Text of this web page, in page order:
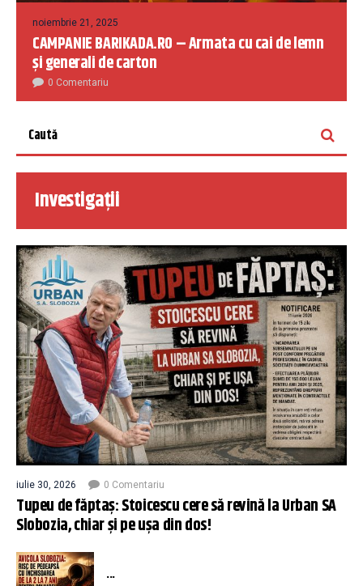
noiembrie 21, 2025
CAMPANIE BARIKADA.RO – Armata cu cai de lemn
și generali de carton
0 Comentariu
Investigații
iulie 30, 2026 0 Comentariu
Tupeu de făptaș: Stoicescu cere să revină la Urban SA
Slobozia, chiar și pe ușa din dos!
...